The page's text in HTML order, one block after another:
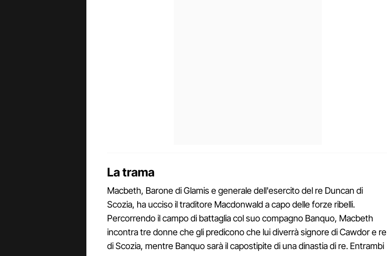
La trama
Macbeth, Barone di Glamis e generale dell'esercito del re Duncan di
Scozia, ha ucciso il traditore Macdonwald a capo delle forze ribelli.
Percorrendo il campo di battaglia col suo compagno Banquo, Macbeth
incontra tre donne che gli predicono che lui diverrà signore di Cawdor e re
di Scozia, mentre Banquo sarà il capostipite di una dinastia di re. Entrambi